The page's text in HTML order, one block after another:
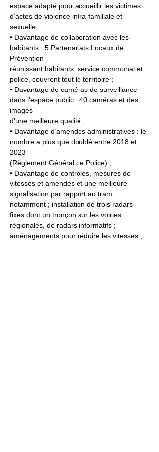
espace adapté pour accueillir les victimes
d’actes de violence intra-familiale et
sexuelle;
• Davantage de collaboration avec les
habitants : 5 Partenariats Locaux de
Prévention
réunissant habitants, service communal et
police, couvrent tout le territoire ;
• Davantage de caméras de surveillance
dans l’espace public : 40 caméras et des
images
d’une meilleure qualité ;
• Davantage d’amendes administratives : le
nombre a plus que doublé entre 2018 et
2023
(Règlement Général de Police) ;
• Davantage de contrôles, mesures de
vitesses et amendes et une meilleure
signalisation par rapport au tram
notamment ; installation de trois radars
fixes dont un tronçon sur les voiries
régionales, de radars informatifs ;
aménagements pour réduire les vitesses ;